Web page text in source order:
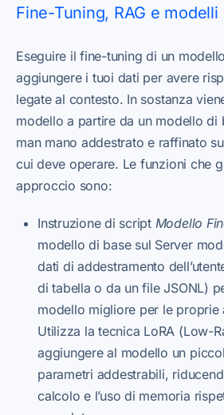
Fine-Tuning, RAG e
Eseguire il fine-tuning di un
aggiungere i tuoi dati per avere
legate al contesto. In sostanza
modello a partire da un modello di
man mano addestrato e raffinato
cui deve operare. Le funzioni che
approccio sono:
Instruzione di script Modello
modello di base sul Server
dati di addestramento
di tabella o da un file JSONL)
modello migliore per le proprie
Utilizza la tecnica LoRA (Low-
aggiungere al modello un
parametri addestrabili,
calcolo e l’uso di memoria